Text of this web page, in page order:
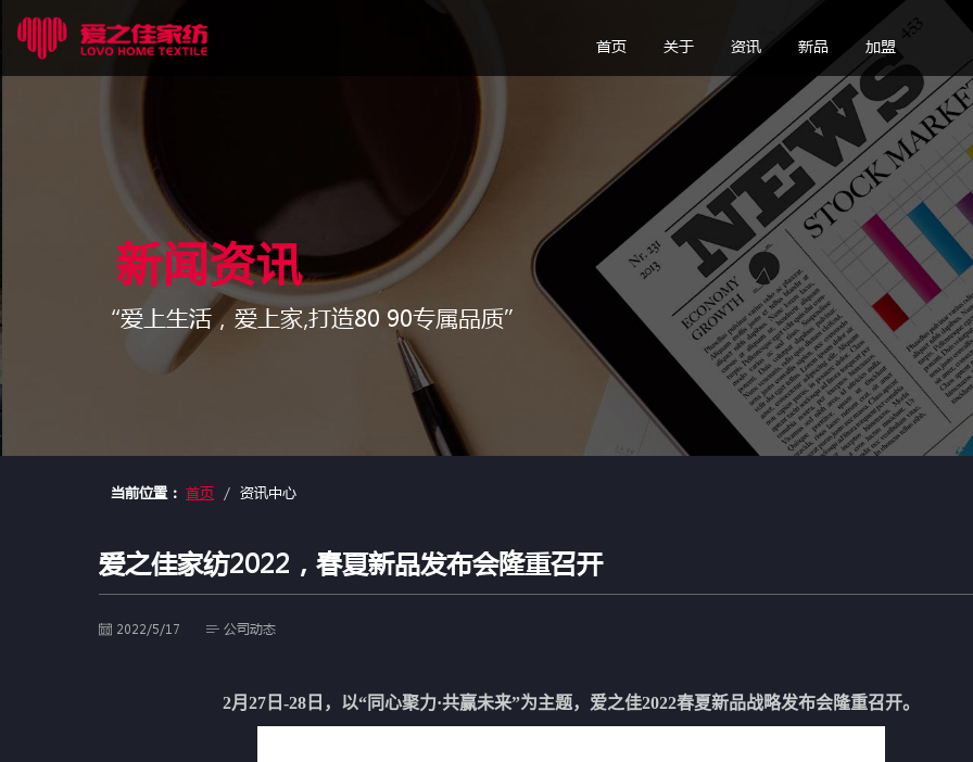
首页 关于 资讯 新品 加盟
新闻资讯
“爱上生活，爱上家,打造80 90专属品质”
当前位置： 首页 资讯中心
爱之佳家纺2022，春夏新品发布会隆重召开
2022/5/17 公司动态
2月 27日-28日，以“同心聚力·共赢未来”为主题，爱之佳2022春夏新品战略发布会隆重召开。